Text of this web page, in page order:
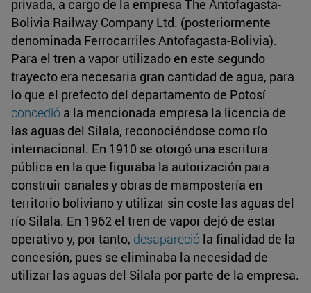
privada, a cargo de la empresa The Antofagasta-
Bolivia Railway Company Ltd. (posteriormente
denominada Ferrocarriles Antofagasta-Bolivia).
Para el tren a vapor utilizado en este segundo
trayecto era necesaria gran cantidad de agua, para
lo que el prefecto del departamento de Potosí
concedió a la mencionada empresa la licencia de
las aguas del Silala, reconociéndose como río
internacional. En 1910 se otorgó una escritura
pública en la que figuraba la autorización para
construir canales y obras de mampostería en
territorio boliviano y utilizar sin coste las aguas del
río Silala. En 1962 el tren de vapor dejó de estar
operativo y, por tanto, desapareció la finalidad de la
concesión, pues se eliminaba la necesidad de
utilizar las aguas del Silala por parte de la empresa.